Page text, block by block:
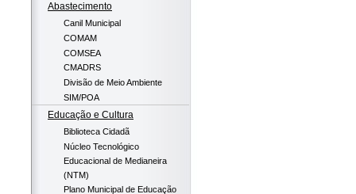
Abastecimento
Canil Municipal
COMAM
COMSEA
CMADRS
Divisão de Meio Ambiente
SIM/POA
Educação e Cultura
Biblioteca Cidadã
Núcleo Tecnológico
Educacional de Medianeira
(NTM)
Plano Municipal de Educação